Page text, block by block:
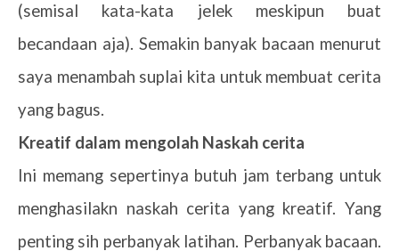
(semisal kata-kata jelek meskipun buat
becandaan aja). Semakin banyak bacaan menurut
saya menambah suplai kita untuk membuat cerita
yang bagus.
Kreatif dalam mengolah Naskah cerita
Ini memang sepertinya butuh jam terbang untuk
menghasilakn naskah cerita yang kreatif. Yang
penting sih perbanyak latihan. Perbanyak bacaan.